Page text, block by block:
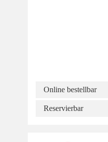
Online bestellbar
Reservierbar